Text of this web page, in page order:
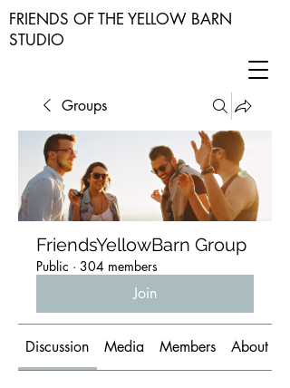
FRIENDS OF THE YELLOW BARN
STUDIO
Groups
FriendsYellowBarn Group
Public · 304 members
Join
Discussion Media Members About